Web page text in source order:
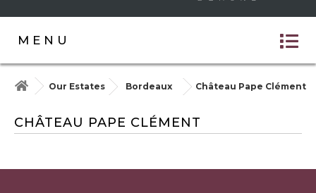
MENU
Our Estates Bordeaux Château Pape Clément
CHÂTEAU PAPE CLÉMENT